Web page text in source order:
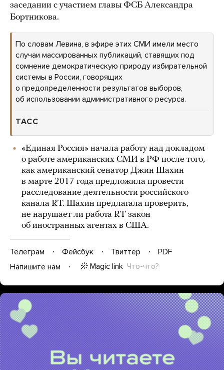
заседании с участием главы ФСБ Александра
Бортникова.
По словам Левина, в эфире этих СМИ имели место
случаи массированных публикаций, ставящих под
сомнение демократическую природу избирательной
системы в России, говорящих
о предопределенности результатов выборов,
об использовании административного ресурса.
ТАСС
«Единая Россия» начала работу над докладом
о работе американских СМИ в РФ после того,
как американский сенатор Джин Шахин
в марте 2017 года предложила провести
расследование деятельности российского
канала RT. Шахин предлагала проверить,
не нарушает ли работа RT закон
об иностранных агентах в США.
Телеграм Фейсбук Твиттер
PDF
Напишите нам
Magic link Что-что?